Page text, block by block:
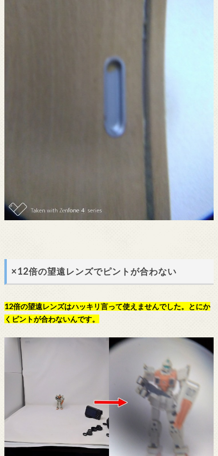
×12倍の望遠レンズでピントが合わない
12倍の望遠レンズはハッキリ言って使えませんでした。とにか
くピントが合わないんです。